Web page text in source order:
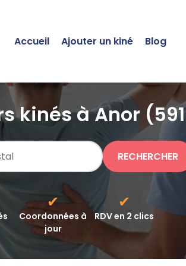
Accueil Ajouter un kiné Blog
kinés à Anor
RECHERCHER
✔
Coordonnées à
jour
✔
RDV en 2 clics